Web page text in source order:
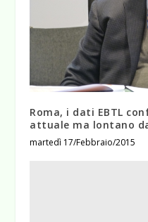
Roma, i dati EBTL
attuale ma lontano
martedì 17/Febbraio/2015